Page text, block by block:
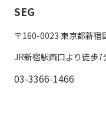
SEG
〒160-0023 東京都新宿
JR新宿駅西口より徒歩7
03-3366-1466